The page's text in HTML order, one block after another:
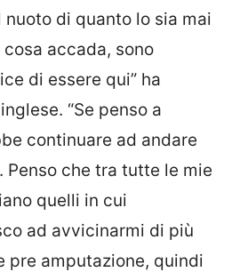
di quanto lo sia mai
accada, sono
di essere qui” ha
“Se penso a
continuare ad andare
Penso che tra tutte le mie
quelli in cui
ad avvicinarmi di più
pre amputazione, quindi